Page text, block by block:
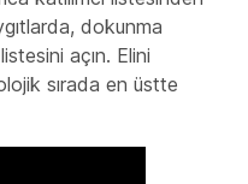
dokunma
açın. Elini
sırada en üstte